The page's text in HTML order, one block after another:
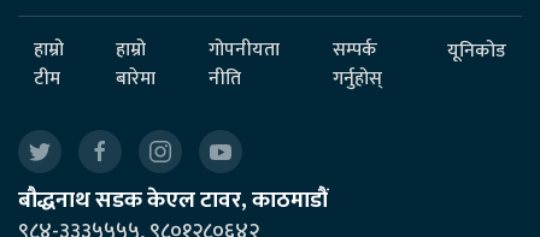
हाम्रो
टीम
हाम्रो
बारेमा
गोपनीयता
नीति
सम्पर्क
गर्नुहोस्
यूनिकोड
बौद्धनाथ सडक केएल टावर, काठमाडौं